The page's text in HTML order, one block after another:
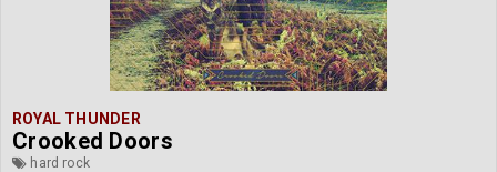
ROYAL THUNDER
Crooked Doors
hard rock